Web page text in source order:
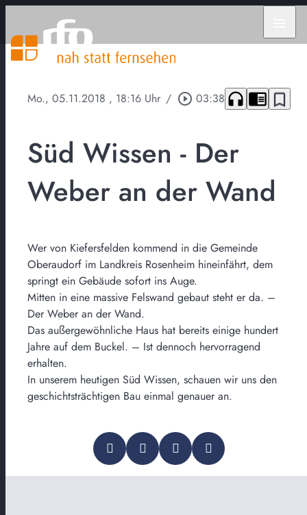
Mo., 05.11.2018 , 18:16 Uhr / play_circle_outline 03:38 headphones chrome_reader_mode bookmark_border
Süd Wissen - Der
Weber an der Wand
Wer von Kiefersfelden kommend in die Gemeinde
Oberaudorf im Landkreis Rosenheim hineinfährt, dem
springt ein Gebäude sofort ins Auge.
Mitten in eine massive Felswand gebaut steht er da. –
Der Weber an der Wand.
Das außergewöhnliche Haus hat bereits einige hundert
Jahre auf dem Buckel. – Ist dennoch hervorragend
erhalten.
In unserem heutigen Süd Wissen, schauen wir uns den
geschichtsträchtigen Bau einmal genauer an.